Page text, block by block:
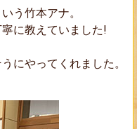
う竹本アナ。
に教えていました!
にやってくれました。